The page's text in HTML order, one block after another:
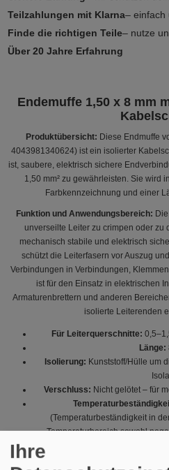
Teilzahlungen mit Klarna– einfach
Finde die richtigen Teile– nutze
Über 20 Jahre Erfahrung
Endemuffe 1,50 x 8 mm
Produktübersicht: Diese Endmuffe
4043981340624) ist ein isolierter
ist, saubere, elektrisch sichere
1,50 mm² zu gewährleisten. Sie wird
Farbkennzeichnung und einer
Funktion und Anwendungsbereich:
unverseilte Leiter zu crimpen oder zu
mechanisch stabile und elektrisch
schützt die Leiterfasern vor Auszug
Verbindungen in Verbindungen,
ist für den Einsatz in elektrischen
Armaturenbrettern und anderen
isolierte Leiterenden
Für Leiterquerschnitte:
Länge:
Isolierung: Kunststoff/Hülle um
Verschluss: Nicht gelötet – für
(Temperaturbeständigkeit in
Temperaturbereich sowohl
Ihre